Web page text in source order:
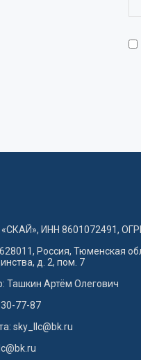
ИНН 8601072491,
Россия, Тюменская
д. 2, пом. 7
Ташкин Артём Олегович
77-87
sky_llc@bk.ru